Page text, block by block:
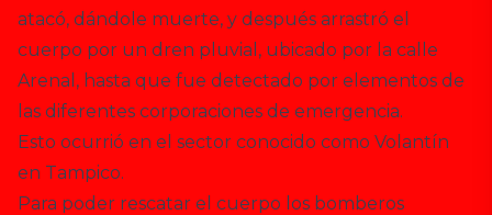
atacó, dándole muerte, y después arrastró el
cuerpo por un dren pluvial, ubicado por la calle
Arenal, hasta que fue detectado por elementos de
las diferentes corporaciones de emergencia.
Esto ocurrió en el sector conocido como Volantín
en Tampico.
Para poder rescatar el cuerpo los bomberos